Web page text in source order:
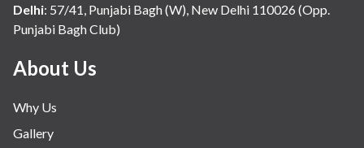
Delhi: 57/41, Punjabi Bagh (W), New Delhi 110026 (Opp.
Punjabi Bagh Club)
About Us
Why Us
Gallery